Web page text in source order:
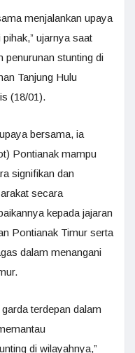
menjalankan upaya
ujarnya saat
penurunan stunting di
Tanjung Hulu
(18/01).
bersama, ia
Pontianak mampu
signifikan dan
secara
kepada jajaran
Pontianak Timur serta
dalam menangani
terdepan dalam
di wilayahnya,”